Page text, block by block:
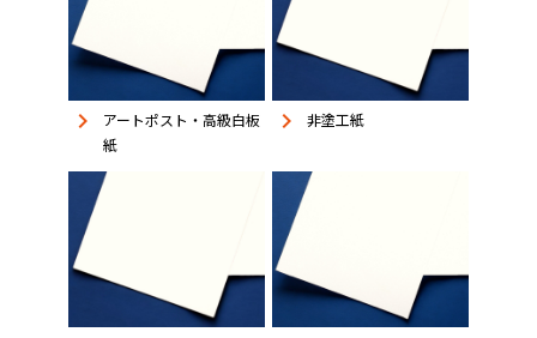
keyboard_arrow_right
アートポスト・高級白板
紙
keyboard_arrow_right 非塗工紙